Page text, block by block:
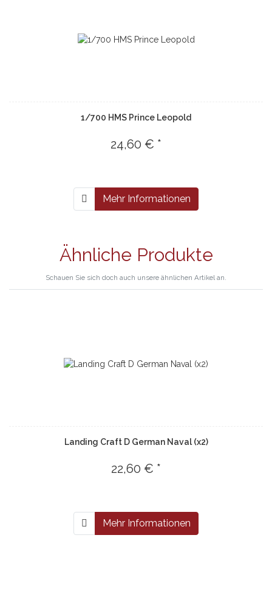
1/700 HMS Prince Leopold
24,60 € *
Mehr Informationen
Ähnliche Produkte
Schauen Sie sich doch auch unsere ähnlichen Artikel an.
Landing Craft D German Naval (x2)
22,60 € *
Mehr Informationen